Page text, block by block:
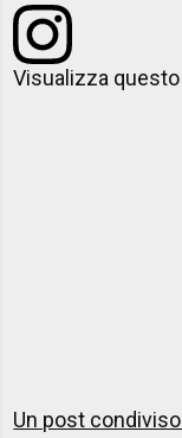
Visualizza
Un post condiviso